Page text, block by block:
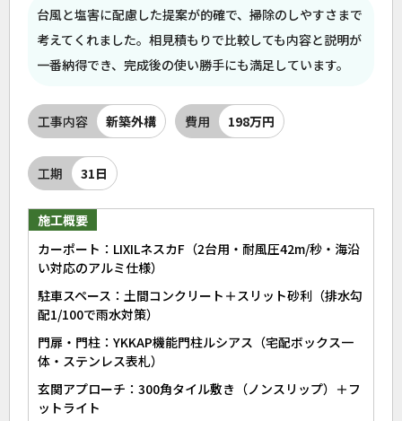
台風と塩害に配慮した提案が的確で、掃除のしやすさまで
考えてくれました。相見積もりで比較しても内容と説明が
一番納得でき、完成後の使い勝手にも満足しています。
工事内容 新築外構 費用 198万円
工期 31日
施工概要
カーポート：LIXILネスカF（2台用・耐風圧42m/秒・海沿
い対応のアルミ仕様）
駐車スペース：土間コンクリート＋スリット砂利（排水勾
配1/100で雨水対策）
門扉・門柱：YKKAP機能門柱ルシアス（宅配ボックス一
体・ステンレス表札）
玄関アプローチ：300角タイル敷き（ノンスリップ）＋フ
ットライト